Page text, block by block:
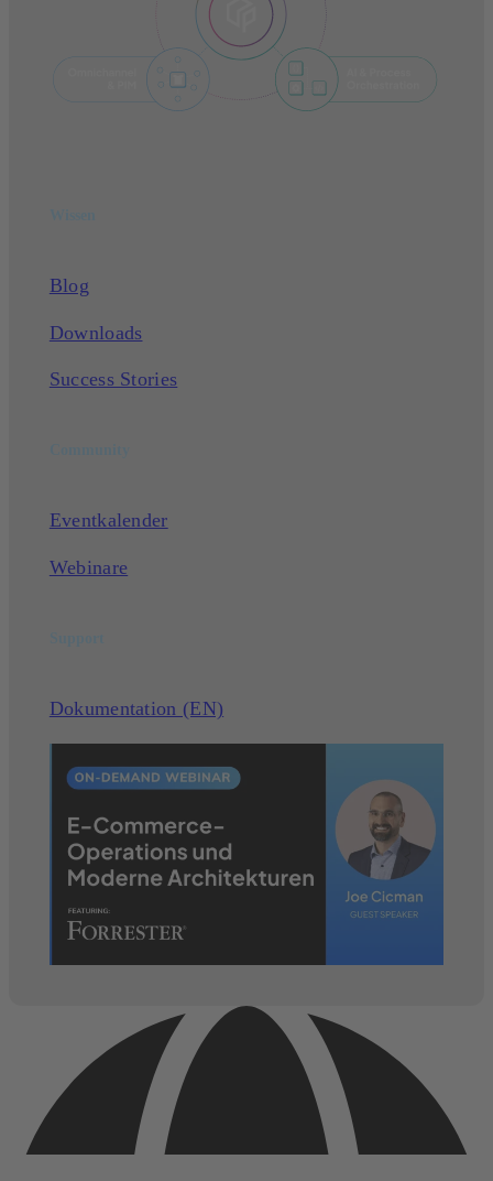
Blog
Downloads
Success Stories
Eventkalender
Webinare
Dokumentation (EN)